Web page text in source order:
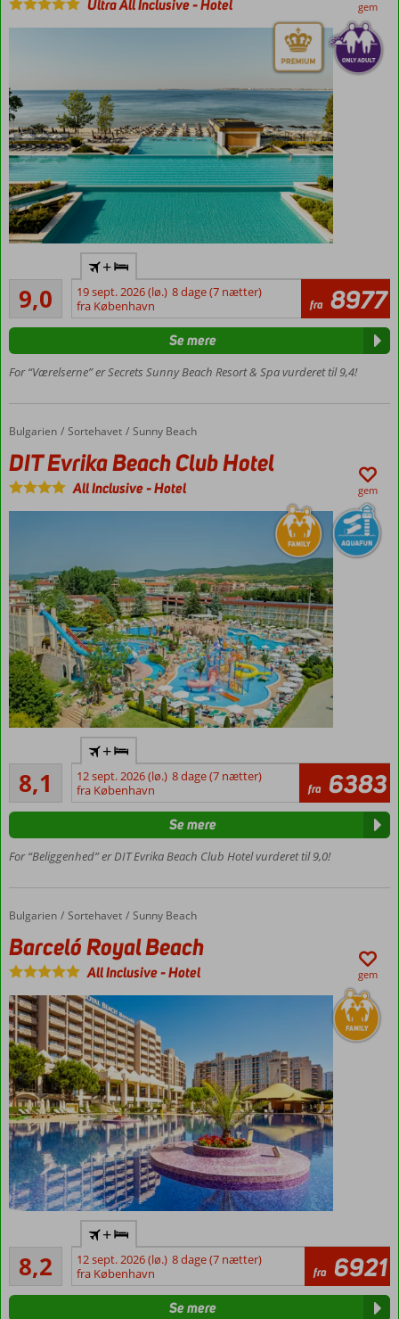
Ultra All Inclusive-Hotel gem
Voksenhotel
Moderne
og
elegante
værelser
Direkte
beliggenhed
stranden
Perfekt
9,0
Fremragende
65
anmeldelser
+
19 sept. 2026 (lø.) 8 dage (7 nætter)
fra København
fra 8977
For “Værelserne” er Secrets Sunny Beach Resort & Spa vurderet til 9,4!
Se mere
Forside
Bulgarien Sortehavet Sunny Beach
DIT Evrika Beach Club Hotel
DIT Evrika Beach Club Hotel
All Inclusive-Hotel gem
familiehotel
Ved
stranden
Gåafstand
til
centrum
vandrutsjebaner
Værelser
plads til
4
8,1Meget godt
53
anmeldelser
+
12 sept. 2026 (lø.) 8 dage (7 nætter)
fra København
fra 6383
For “Beliggenhed” er DIT Evrika Beach Club Hotel vurderet til 9,0!
Se mere
Forside
Bulgarien Sortehavet Sunny Beach
Barceló Royal Beach
Barceló Royal Beach
All Inclusive-Hotel gem
Luksushotel
Sunny
Beach
Flot
8,2
Meget godt
59
anmeldelser
+
12 sept. 2026 (lø.) 8 dage (7 nætter)
fra København
fra 6921
Se mere